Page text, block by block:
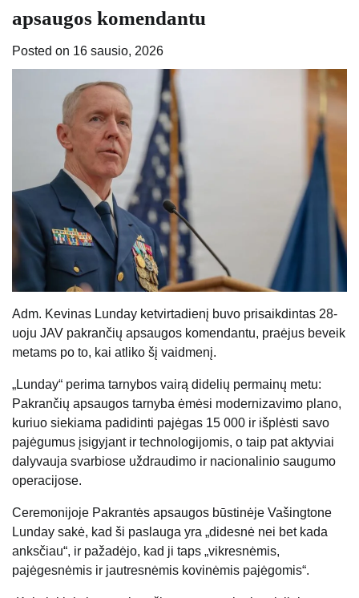
apsaugos komendantu
Posted on 16 sausio, 2026
Adm. Kevinas Lunday ketvirtadienį buvo prisaikdintas 28-
uoju JAV pakrančių apsaugos komendantu, praėjus beveik
metams po to, kai atliko šį vaidmenį.
„Lunday“ perima tarnybos vairą didelių permainų metu:
Pakrančių apsaugos tarnyba ėmėsi modernizavimo plano,
kuriuo siekiama padidinti pajėgas 15 000 ir išplėsti savo
pajėgumus įsigyjant ir technologijomis, o taip pat aktyviai
dalyvauja svarbiose uždraudimo ir nacionalinio saugumo
operacijose.
Ceremonijoje Pakrantės apsaugos būstinėje Vašingtone
Lunday sakė, kad ši paslauga yra „didesnė nei bet kada
anksčiau“, ir pažadėjo, kad ji taps „vikresnėmis,
pajėgesnėmis ir jautresnėmis kovinėmis pajėgomis“.